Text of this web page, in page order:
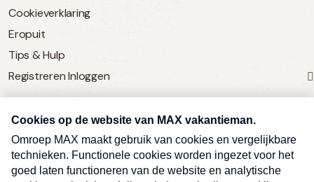
Cookieverklaring
Eropuit
Tips & Hulp
Registreren Inloggen
SERVICE
Over Omroep MAX
MAX Vandaag